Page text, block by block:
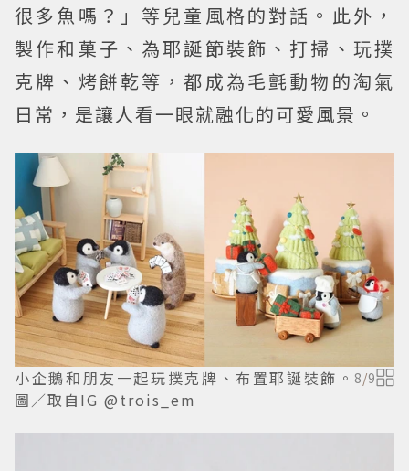
很多魚嗎？」等兒童風格的對話。此外，
製作和菓子、為耶誕節裝飾、打掃、玩撲
克牌、烤餅乾等，都成為毛氈動物的淘氣
日常，是讓人看一眼就融化的可愛風景。
小企鵝和朋友一起玩撲克牌、布置耶誕裝飾。
圖／取自IG @trois_em
8/9